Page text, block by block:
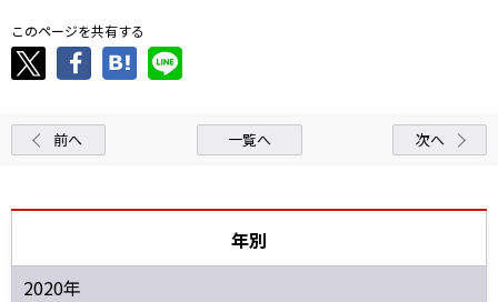
このページを共有する
前へ 一覧へ 次へ
年別
2020年